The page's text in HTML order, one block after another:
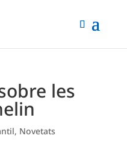
les
, Novetats